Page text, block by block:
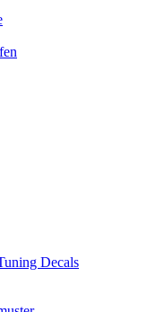
Decals